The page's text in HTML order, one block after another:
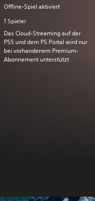
Offline-Spiel aktiviert
1 Spieler
Das Cloud-Streaming auf der
PS5 und dem PS Portal wird nur
bei vorhandenem Premium-
Abonnement unterstützt